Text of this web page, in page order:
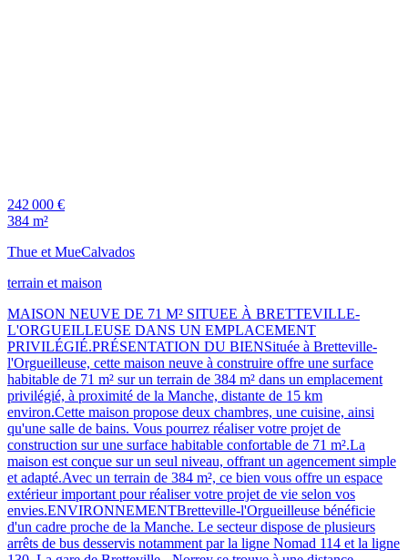
242 000 €
384 m²
Thue et MueCalvados
terrain et maison
MAISON NEUVE DE 71 M² SITUEE À BRETTEVILLE-
L'ORGUEILLEUSE DANS UN EMPLACEMENT
PRIVILÉGIÉ.PRÉSENTATION DU BIENSituée à Bretteville-
l'Orgueilleuse, cette maison neuve à construire offre une surface
habitable de 71 m² sur un terrain de 384 m² dans un emplacement
privilégié, à proximité de la Manche, distante de 15 km
environ.Cette maison propose deux chambres, une cuisine, ainsi
qu'une salle de bains. Vous pourrez réaliser votre projet de
construction sur une surface habitable confortable de 71 m².La
maison est conçue sur un seul niveau, offrant un agencement simple
et adapté.Avec un terrain de 384 m², ce bien vous offre un espace
extérieur important pour réaliser votre projet de vie selon vos
envies.ENVIRONNEMENTBretteville-l'Orgueilleuse bénéficie
d'un cadre proche de la Manche. Le secteur dispose de plusieurs
arrêts de bus desservis notamment par la ligne Nomad 114 et la ligne